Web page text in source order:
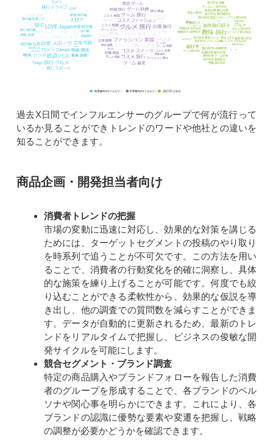
過去X日間でインフルエンサーのグループで何が流行って
いるか見ることができトレンドのワードや他社との違いを
知ることができます。
商品企画・開発担当者向け
消費者トレンドの把握
市場の変動に迅速に対応し、効果的な対策を講じる
ためには、ターゲットセグメントの投稿のやり取り
を時系列で追うことが不可欠です。この方法を用い
ることで、消費者の行動変化を的確に洞察し、具体
的な施策を練り上げることが可能です。何度でも絞
り込むことができる柔軟性から、効果的な仮説を導
き出し、他の調査での質問数を減らすことができま
す。データが自動的に更新されるため、最新のトレ
ンドをリアルタイムで把握し、ビジネスの俊敏な開
発サイクルを可能にします。
競合セグメント・ブランド調査
特定の商品購入やブランドフォローを報告した消費
者のグループを形成することで、各ブランドのペル
ソナや関心事を明らかにできます。これにより、各
ブランドの認識に優勢な要素や変遷を把握し、戦略
の調整が必要かどうかを確認できます。